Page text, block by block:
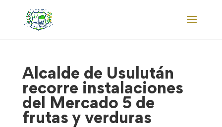
Alcalde de Usulután
recorre instalaciones
del Mercado 5 de
frutas y verduras